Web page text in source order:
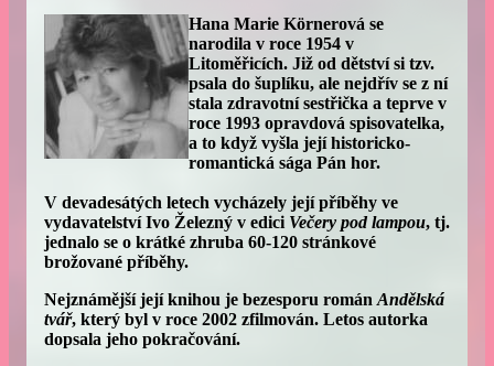
Hana Marie Körnerová se
narodila v roce 1954 v
Litoměřicích. Již od dětství si tzv.
psala do šuplíku, ale nejdřív se z ní
stala zdravotní sestřička a teprve v
roce 1993 opravdová spisovatelka,
a to když vyšla její historicko-
romantická sága Pán hor.
V devadesátých letech vycházely její příběhy ve
vydavatelství Ivo Železný v edici Večery pod lampou, tj.
jednalo se o krátké zhruba 60-120 stránkové
brožované příběhy.
Nejznámější její knihou je bezesporu román Andělská
tvář, který byl v roce 2002 zfilmován. Letos autorka
dopsala jeho pokračování.